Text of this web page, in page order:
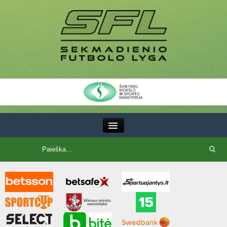
SFL taurė
7x7 CUP